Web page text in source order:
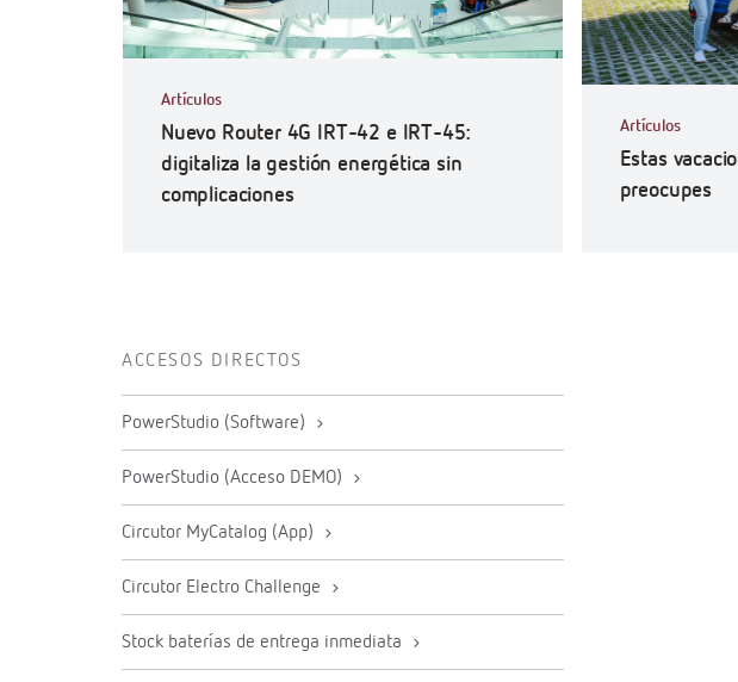
Artículos
Nuevo Router 4G IRT-42 e IRT-45:
digitaliza la gestión energética sin
complicaciones
Artículos
Estas
preocupes
ACCESOS DIRECTOS
PowerStudio (Software)
PowerStudio (Acceso DEMO)
Circutor MyCatalog (App)
Circutor Electro Challenge
Stock baterías de entrega inmediata